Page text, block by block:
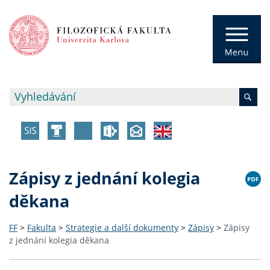
Zápisy z jednání kolegia
děkana
FF > Fakulta > Strategie a další dokumenty > Zápisy > Zápisy
z jednání kolegia děkana